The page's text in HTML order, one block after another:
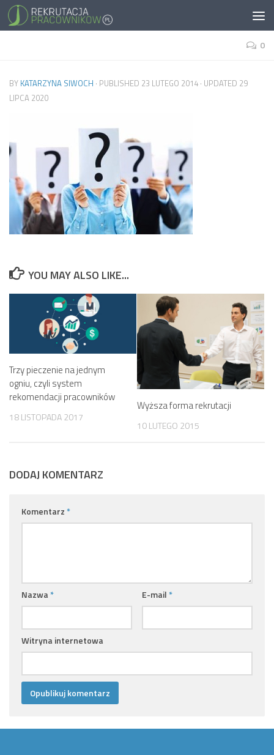
0
BY KATARZYNA SIWOCH · PUBLISHED 23 LUTEGO 2014 · UPDATED 29
LIPCA 2020
YOU MAY ALSO LIKE...
Trzy pieczenie na jednym
ogniu, czyli system
rekomendacji pracowników
18 LISTOPADA 2017
Wyższa forma rekrutacji
10 LUTEGO 2015
DODAJ KOMENTARZ
Komentarz *
Nazwa * E-mail *
Witryna internetowa